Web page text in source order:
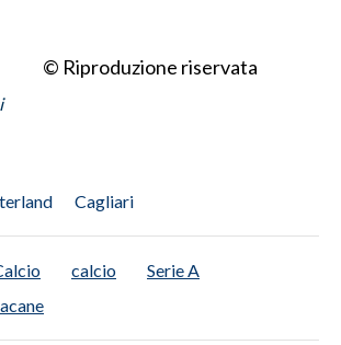
© Riproduzione riservata
Cagliari
calcio
Serie A